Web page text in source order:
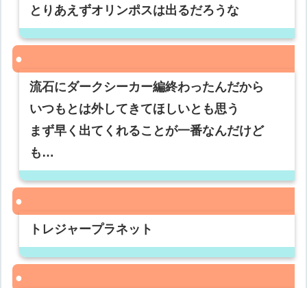
とりあえずオリンポスは出るだろうな
流石にダークシーカー編終わったんだから
いつもとは外してきてほしいとも思う
まず早く出てくれることが一番なんだけど
も…
トレジャープラネット